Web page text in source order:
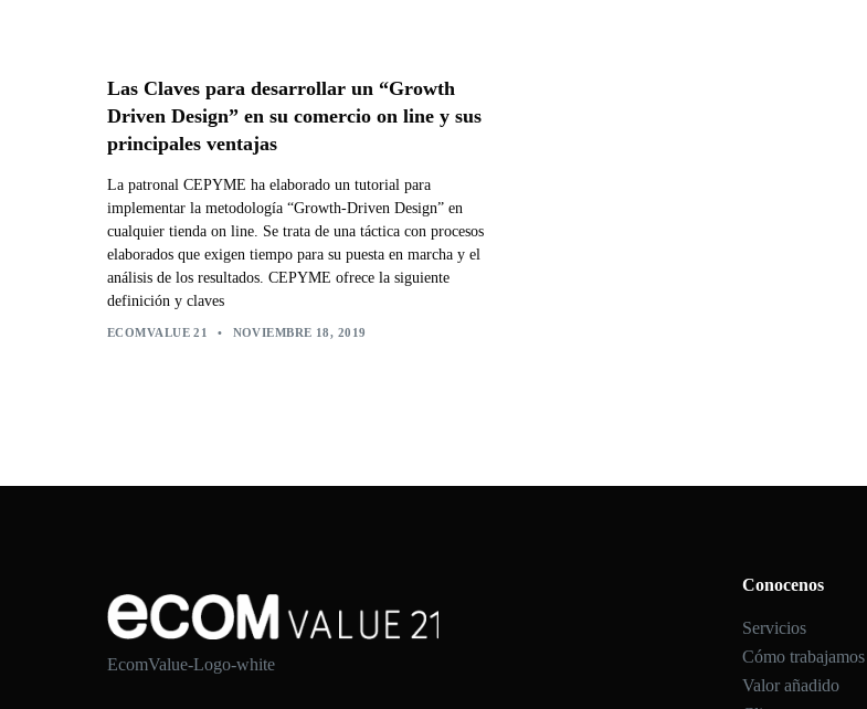
Las Claves para desarrollar un “Growth
Driven Design” en su comercio on line y sus
principales ventajas
La patronal CEPYME ha elaborado un tutorial para
implementar la metodología “Growth-Driven Design” en
cualquier tienda on line. Se trata de una táctica con procesos
elaborados que exigen tiempo para su puesta en marcha y el
análisis de los resultados. CEPYME ofrece la siguiente
definición y claves
ECOMVALUE 21 • NOVIEMBRE 18, 2019
EcomValue-Logo-white
Conocenos
Servicios
Cómo trabajamos
Valor añadido